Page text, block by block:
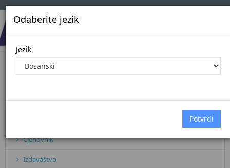
Odaberite jezik
Jezik
Važniji datumi
Cjenovnik
Izdavaštvo